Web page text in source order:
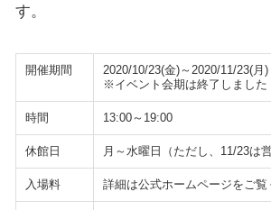
す。
開催期間
2020/10/23(金)～2020/11/23(月)
※イベント会期は終了しました
時間 13:00～19:00
休館日 月～水曜日（ただし、11/23は営
入場料 詳細は公式ホームページをご覧